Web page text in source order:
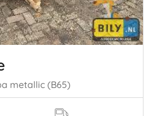
metallic (B65)